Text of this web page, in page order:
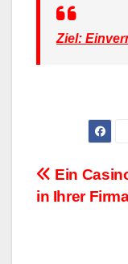
Ziel:
Ein
in Ihrer